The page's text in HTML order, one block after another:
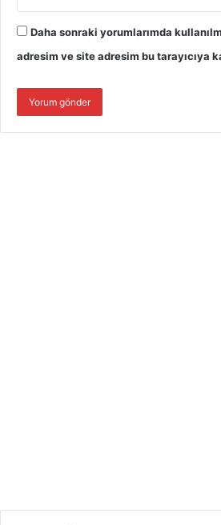
Daha sonraki yorumlarımda
adresim ve site adresim bu tarayıcıya